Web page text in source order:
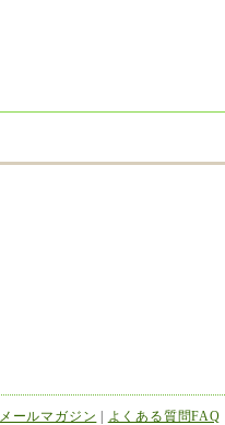
メールマガジン よくある質問FAQ